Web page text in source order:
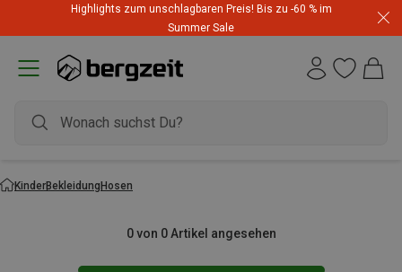
Highlights zum unschlagbaren Preis! Bis zu -60 % im
Summer Sale
KinderBekleidungHosen
0 von 0 Artikel angesehen